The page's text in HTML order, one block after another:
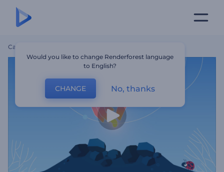
Casa
Would you like to change Renderforest language
to English?
CHANGE No, thanks